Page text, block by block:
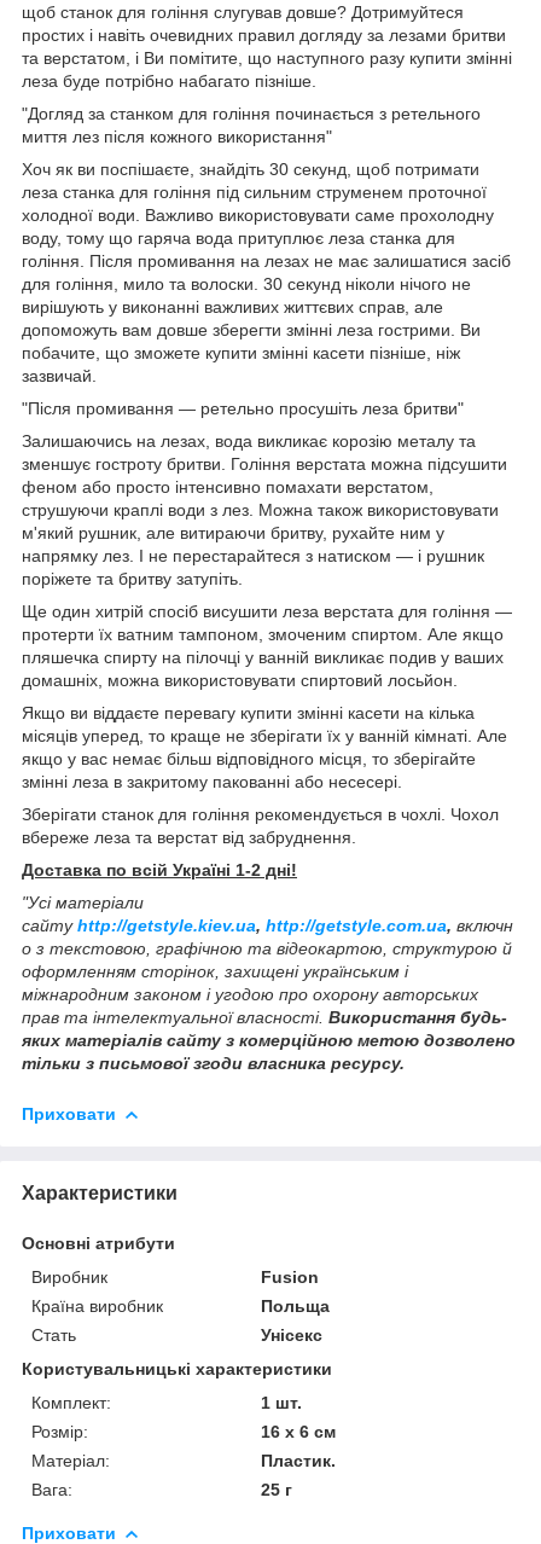
щоб станок для гоління слугував довше? Дотримуйтеся
простих і навіть очевидних правил догляду за лезами бритви
та верстатом, і Ви помітите, що наступного разу купити змінні
леза буде потрібно набагато пізніше.
"Догляд за станком для гоління починається з ретельного
миття лез після кожного використання"
Хоч як ви поспішаєте, знайдіть 30 секунд, щоб потримати
леза станка для гоління під сильним струменем проточної
холодної води. Важливо використовувати саме прохолодну
воду, тому що гаряча вода притуплює леза станка для
гоління. Після промивання на лезах не має залишатися засіб
для гоління, мило та волоски. 30 секунд ніколи нічого не
вирішують у виконанні важливих життєвих справ, але
допоможуть вам довше зберегти змінні леза гострими. Ви
побачите, що зможете купити змінні касети пізніше, ніж
зазвичай.
"Після промивання — ретельно просушіть леза бритви"
Залишаючись на лезах, вода викликає корозію металу та
зменшує гостроту бритви. Гоління верстата можна підсушити
феном або просто інтенсивно помахати верстатом,
струшуючи краплі води з лез. Можна також використовувати
м'який рушник, але витираючи бритву, рухайте ним у
напрямку лез. І не перестарайтеся з натиском — і рушник
поріжете та бритву затупіть.
Ще один хитрій спосіб висушити леза верстата для гоління —
протерти їх ватним тампоном, змоченим спиртом. Але якщо
пляшечка спирту на пілочці у ванній викликає подив у ваших
домашніх, можна використовувати спиртовий лосьйон.
Якщо ви віддаєте перевагу купити змінні касети на кілька
місяців уперед, то краще не зберігати їх у ванній кімнаті. Але
якщо у вас немає більш відповідного місця, то зберігайте
змінні леза в закритому пакованні або несесері.
Зберігати станок для гоління рекомендується в чохлі. Чохол
вбереже леза та верстат від забруднення.
Доставка по всій Україні 1-2 дні!
"Усі матеріали
сайтуhttp://getstyle.kiev.ua, http://getstyle.com.ua, включн
о з текстовою, графічною та відеокартою, структурою й
оформленням сторінок, захищені українським і
міжнародним законом і угодою про охорону авторських
прав та інтелектуальної власності. Використання будь-
яких матеріалів сайту з комерційною метою дозволено
тільки з письмової згоди власника ресурсу.
Приховати
Характеристики
Основні атрибути
Виробник
Fusion
Країна виробник
Польща
Стать
Унісекс
Користувальницькі характеристики
Комплект:
1 шт.
Розмір:
16 х 6 см
Матеріал:
Пластик.
Вага:
25 г
Приховати